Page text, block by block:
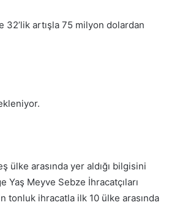
32’lik artışla 75 milyon dolardan
ülke arasında yer aldığı bilgisini
Yaş Meyve Sebze İhracatçıları
tonluk ihracatla ilk 10 ülke arasında